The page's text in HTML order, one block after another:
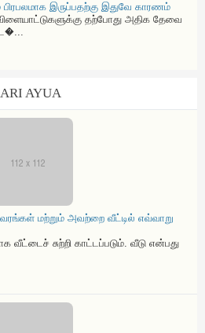
பிரபலமாக இருப்பதற்கு இதுவே காரணம்
தற்போது அதிக தேவை
AYUA
மற்றும் அவற்றை வீட்டில் எவ்வாறு
சுற்றி காட்டப்படும். வீடு என்பது